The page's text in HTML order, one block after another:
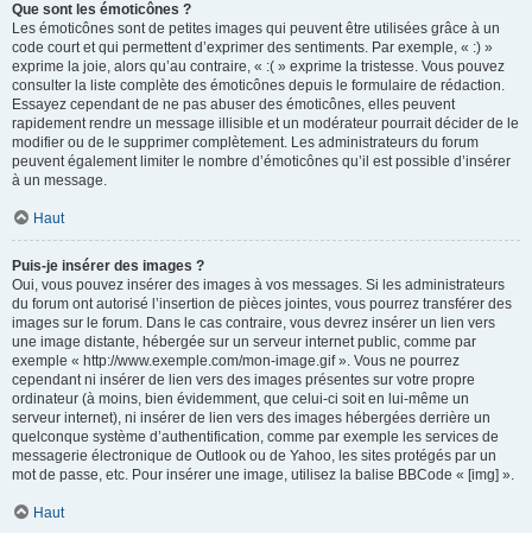
Que sont les émoticônes ?
Les émoticônes sont de petites images qui peuvent être utilisées grâce à un
code court et qui permettent d’exprimer des sentiments. Par exemple, « :) »
exprime la joie, alors qu’au contraire, « :( » exprime la tristesse. Vous pouvez
consulter la liste complète des émoticônes depuis le formulaire de rédaction.
Essayez cependant de ne pas abuser des émoticônes, elles peuvent
rapidement rendre un message illisible et un modérateur pourrait décider de le
modifier ou de le supprimer complètement. Les administrateurs du forum
peuvent également limiter le nombre d’émoticônes qu’il est possible d’insérer
à un message.
Haut
Puis-je insérer des images ?
Oui, vous pouvez insérer des images à vos messages. Si les administrateurs
du forum ont autorisé l’insertion de pièces jointes, vous pourrez transférer des
images sur le forum. Dans le cas contraire, vous devrez insérer un lien vers
une image distante, hébergée sur un serveur internet public, comme par
exemple « http://www.exemple.com/mon-image.gif ». Vous ne pourrez
cependant ni insérer de lien vers des images présentes sur votre propre
ordinateur (à moins, bien évidemment, que celui-ci soit en lui-même un
serveur internet), ni insérer de lien vers des images hébergées derrière un
quelconque système d’authentification, comme par exemple les services de
messagerie électronique de Outlook ou de Yahoo, les sites protégés par un
mot de passe, etc. Pour insérer une image, utilisez la balise BBCode « [img] ».
Haut